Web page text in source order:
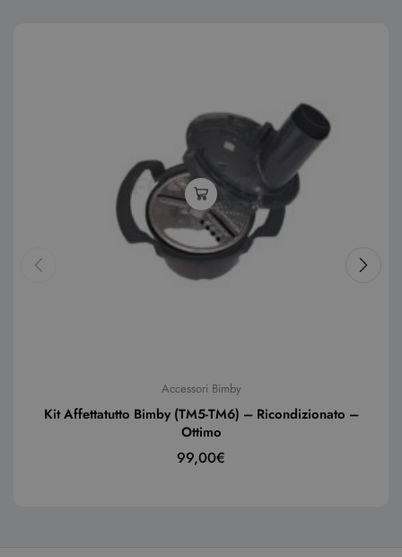
Accessori Bimby
Kit Affettatutto Bimby (TM5-TM6) – Ricondizionato –
Ottimo
99,00€